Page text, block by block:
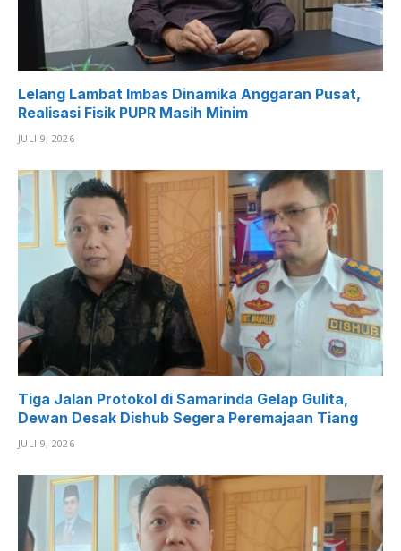
Lelang Lambat Imbas Dinamika Anggaran Pusat,
Realisasi Fisik PUPR Masih Minim
JULI 9, 2026
Tiga Jalan Protokol di Samarinda Gelap Gulita,
Dewan Desak Dishub Segera Peremajaan Tiang
JULI 9, 2026